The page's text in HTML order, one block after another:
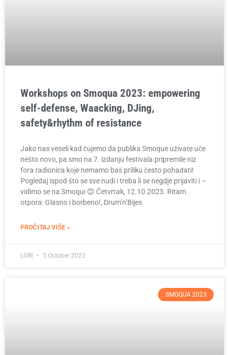
Workshops on Smoqua 2023: empowering
self-defense, Waacking, DJing,
safety&rhythm of resistance
Jako nas veseli kad čujemo da publika Smoque uživate uče
nešto novo, pa smo na 7. izdanju festivala pripremile niz
fora radionica koje nemamo baš priliku često pohađati!
Pogledaj ispod što se sve nudi i treba li se negdje prijaviti i –
vidimo se na Smoqui 😊 Četvrtak, 12.10.2023. Ritam
otpora: Glasno i borbeno!, Drum’n’Bijes
PROČITAJ VIŠE »
LORI 5 October 2023
SMOQUA 2023